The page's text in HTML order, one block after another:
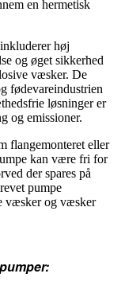
en hermetisk
høj
og øget sikkerhed
væsker. De
fødevareindustrien
løsninger er
og emissioner.
flangemonteret eller
kan være fri for
der spares på
pumpe
væsker og væsker